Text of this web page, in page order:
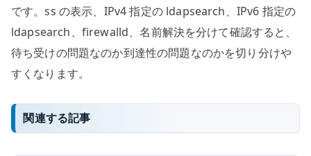
です。ss の表示、IPv4 指定の ldapsearch、IPv6 指定の
ldapsearch、firewalld、名前解決を分けて確認すると、
待ち受けの問題なのか到達性の問題なのかを切り分けや
すくなります。
関連する記事